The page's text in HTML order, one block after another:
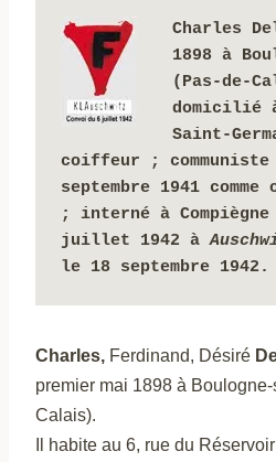
Charles
1898 à
(Pas-de-
domicilié
Saint-
coiffeur ;
septembre 1941 comme
; interné à
juillet 1942 à
le 18 septembre 1942.
Charles, Ferdinand, Désiré
premier mai 1898 à
Calais).
Il habite au 6, rue du Réservoir